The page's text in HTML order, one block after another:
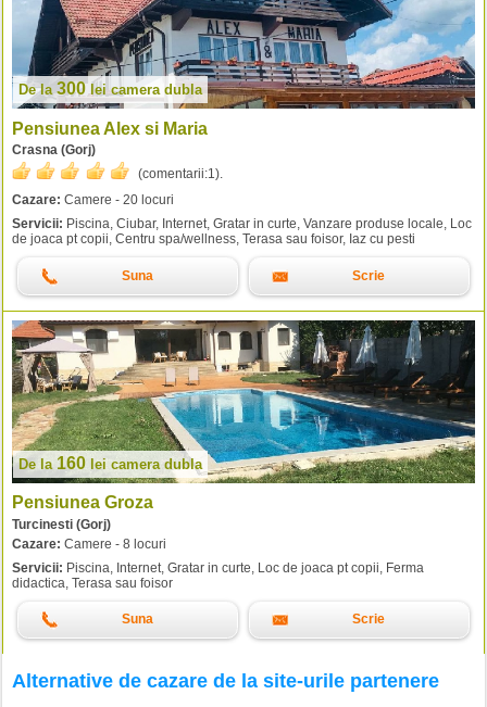
De la 300 leicamera dubla
Pensiunea Alex si Maria
Crasna (Gorj)
(comentarii:1).
Cazare: Camere - 20 locuri
Servicii: Piscina, Ciubar, Internet, Gratar in curte, Vanzare produse locale, Loc
de joaca pt copii, Centru spa/wellness, Terasa sau foisor, Iaz cu pesti
Suna Scrie
De la 160 lei camera dubla
Pensiunea Groza
Turcinesti (Gorj)
Cazare: Camere - 8 locuri
Servicii: Piscina, Internet, Gratar in curte, Loc de joaca pt copii, Ferma
didactica, Terasa sau foisor
Suna Scrie
Alternative de cazare de la site-urile partenere